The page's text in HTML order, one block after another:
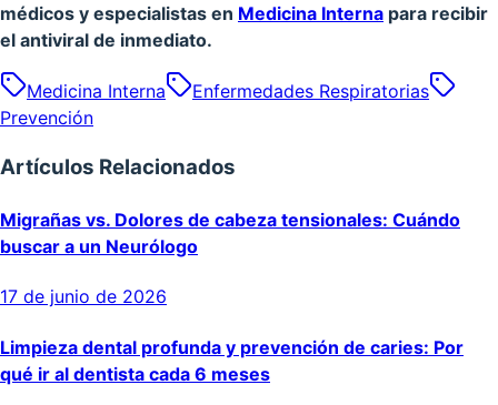
médicos y especialistas en Medicina Interna para recibir
el antiviral de inmediato.
Medicina Interna
Enfermedades Respiratorias
Prevención
Artículos Relacionados
Migrañas vs. Dolores de cabeza tensionales: Cuándo
buscar a un Neurólogo
17 de junio de 2026
Limpieza dental profunda y prevención de caries: Por
qué ir al dentista cada 6 meses